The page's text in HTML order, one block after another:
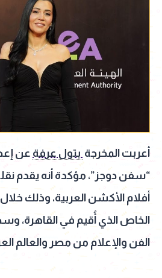
أعربت المخرجة بتول عرفة عن
“سفن دوجز”، مؤكدة أنه يقدم
أفلام الأكشن العربية، وذلك
الخاص الذي أُقيم في القاهرة،
الفن والإعلام من مصر والعالم